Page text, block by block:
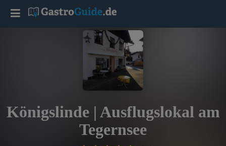
Königslinde | Ausflugslokal am
Tegernsee
T
l